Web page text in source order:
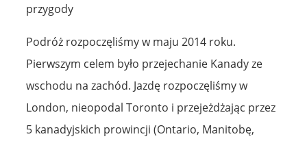
przygody
Podróż rozpoczęliśmy w maju 2014 roku.
Pierwszym celem było przejechanie Kanady ze
wschodu na zachód. Jazdę rozpoczęliśmy w
London, nieopodal Toronto i przejeżdżając przez
5 kanadyjskich prowincji (Ontario, Manitobę,